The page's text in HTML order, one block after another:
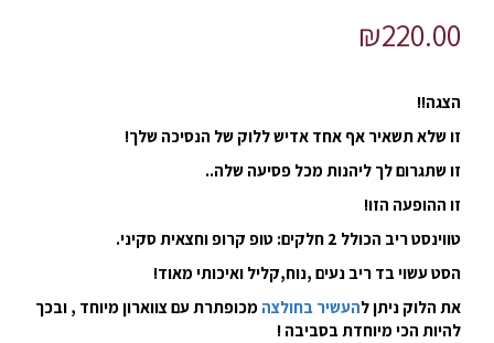
₪220.00
הצגה!!
זו שלא תשאיר אף אחד אדיש ללוק של הנסיכה שלך!
זו שתגרום לך ליהנות מכל פסיעה שלה..
זו ההופעה הזו!
טווינסט ריב הכולל 2 חלקים: טופ קרופ וחצאית סקיני.
הסט עשוי בד ריב נעים ,נוח,קליל ואיכותי מאוד!
את הלוק ניתן להעשיר בחולצה מכופתרת עם צווארון מיוחד , ובכך
להיות הכי מיוחדת בסביבה !